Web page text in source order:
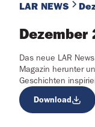
LAR NEWS
Dezember
Das neue LAR
Magazin herunter
Geschichten
Download